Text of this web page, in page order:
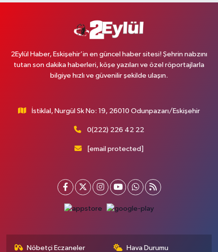
2Eylül Haber, Eskişehir’in en güncel haber sitesi! Şehrin nabzını
tutan son dakika haberleri, köşe yazıları ve özel röportajlarla
bilgiye hızlı ve güvenilir şekilde ulaşın.
İstiklal, Nurgül Sk No: 19, 26010 Odunpazarı/Eskişehir
0(222) 226 42 22
[email protected]
Nöbetçi Eczaneler Hava Durumu